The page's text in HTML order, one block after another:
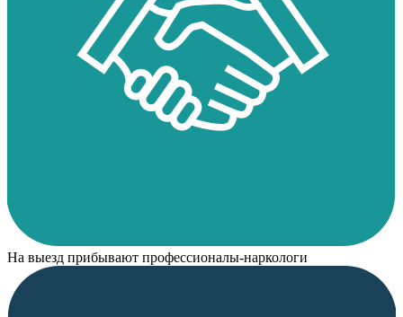
На выезд прибывают профессионалы-наркологи